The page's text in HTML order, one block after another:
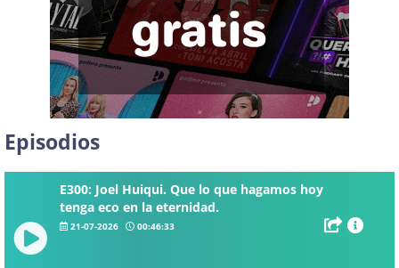
Episodios
E300: Joel Huiqui. Que lo que hagamos hoy
tenga eco en la eternidad.
21-07-2026 00:46:33